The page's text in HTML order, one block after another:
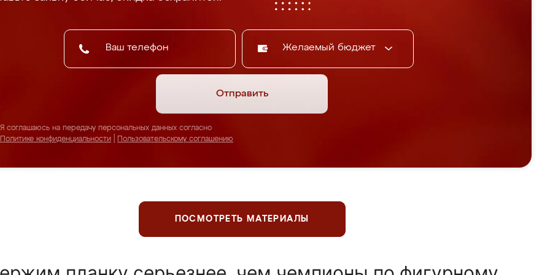
Желаемый бюджет
Отправить
Я соглашаюсь на передачу персональных данных согласно
Политике конфиденциальности
Пользовательскому соглашению
ПОСМОТРЕТЬ МАТЕРИАЛЫ